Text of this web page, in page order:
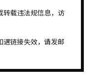
转载违法规信息，访
遇链接失效，请发邮